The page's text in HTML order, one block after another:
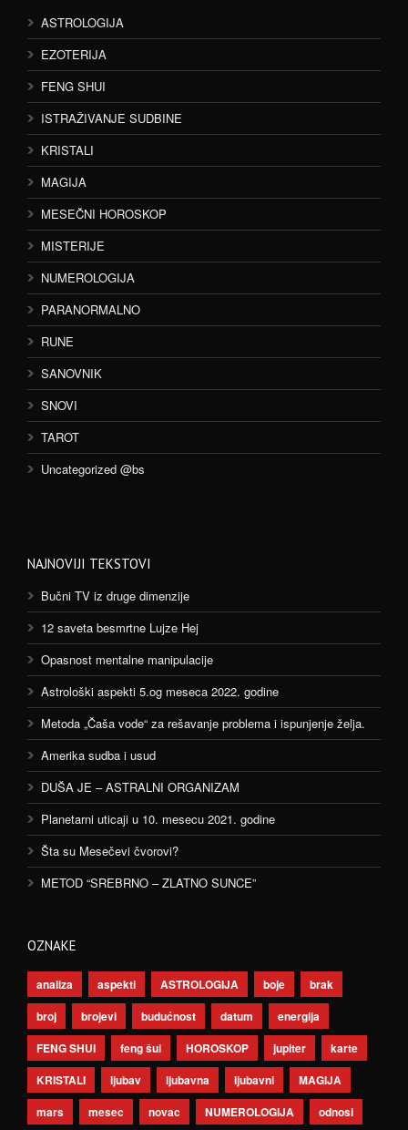
ASTROLOGIJA
EZOTERIJA
FENG SHUI
ISTRAŽIVANJE SUDBINE
KRISTALI
MAGIJA
MESEČNI HOROSKOP
MISTERIJE
NUMEROLOGIJA
PARANORMALNO
RUNE
SANOVNIK
SNOVI
TAROT
Uncategorized @bs
NAJNOVIJI TEKSTOVI
Bučni TV iz druge dimenzije
12 saveta besmrtne Lujze Hej
Opasnost mentalne manipulacije
Astrološki aspekti 5.og meseca 2022. godine
Metoda „Čaša vode“ za rešavanje problema i ispunjenje želja.
Amerika sudba i usud
DUŠA JE – ASTRALNI ORGANIZAM
Planetarni uticaji u 10. mesecu 2021. godine
Šta su Mesečevi čvorovi?
METOD “SREBRNO – ZLATNO SUNCE”
OZNAKE
analiza aspekti ASTROLOGIJA boje
brak
broj
brojevi budućnost datum
energija
FENG SHUI
feng šui HOROSKOP jupiter
karte
KRISTALI
ljubav ljubavna ljubavni
MAGIJA
mars
mesec novac NUMEROLOGIJA odnosi